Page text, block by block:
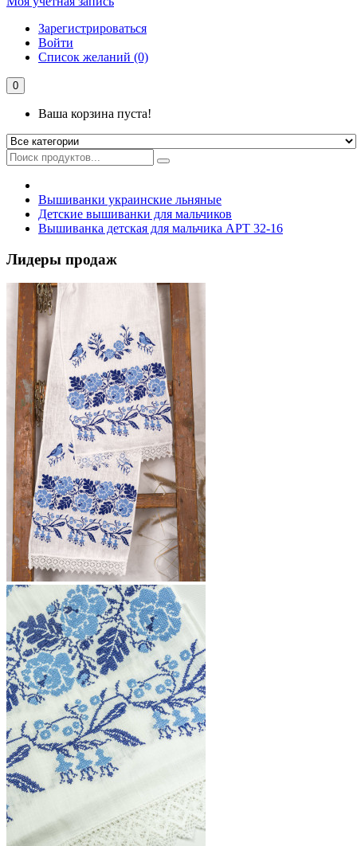
Зарегистрироваться
Войти
Список желаний (0)
0
Ваша корзина пуста!
Вышиванки украинские льняные
Детские вышиванки для мальчиков
Вышиванка детская для мальчика АРТ 32-16
Лидеры продаж